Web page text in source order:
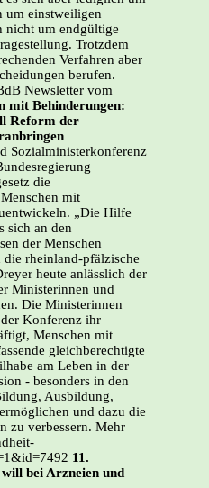
um einstweiligen
nicht um endgültige
Trotzdem
Verfahren aber
berufen.
Newsletter vom
mit Behinderungen:
Reform der
Sozialministerkonferenz
die
mit
„Die Hilfe
sich an den
der Menschen
rheinland-pfälzische
heute anlässlich der
Ministerinnen und
Die Ministerinnen
Konferenz ihr
Menschen mit
gleichberechtigte
am Leben in der
- besonders in den
Ausbildung,
und dazu die
zu verbessern. Mehr
11.
bei Arzneien und